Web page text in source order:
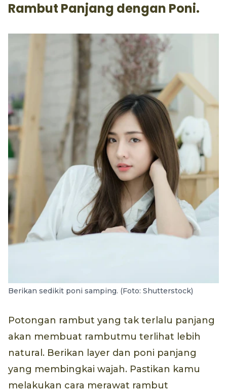
Rambut Panjang dengan Poni.
Berikan sedikit poni samping. (Foto: Shutterstock)
Potongan rambut yang tak terlalu panjang
akan membuat rambutmu terlihat lebih
natural. Berikan layer dan poni panjang
yang membingkai wajah. Pastikan kamu
melakukan cara merawat rambut